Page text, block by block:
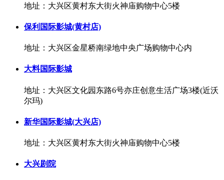
地址：大兴区黄村东大街火神庙购物中心5楼
保利国际影城(黄村店)
地址：大兴区金星桥南绿地中央广场购物中心内
大料国际影城
地址：大兴区文化园东路6号亦庄创意生活广场3楼(近沃
尔玛)
新华国际影城(大兴店)
地址：大兴区黄村东大街火神庙购物中心5楼
大兴剧院